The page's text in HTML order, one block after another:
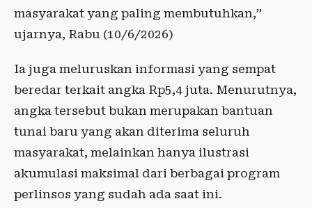
masyarakat yang paling membutuhkan,”
ujarnya, Rabu (10/6/2026)
Ia juga meluruskan informasi yang sempat
beredar terkait angka Rp5,4 juta. Menurutnya,
angka tersebut bukan merupakan bantuan
tunai baru yang akan diterima seluruh
masyarakat, melainkan hanya ilustrasi
akumulasi maksimal dari berbagai program
perlinsos yang sudah ada saat ini.